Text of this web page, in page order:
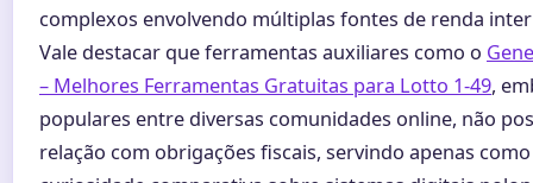
complexos envolvendo múltiplas fontes de renda
Vale destacar que ferramentas auxiliares como o
– Melhores Ferramentas Gratuitas para Lotto 1-49,
populares entre diversas comunidades online, não
relação com obrigações fiscais, servindo apenas como